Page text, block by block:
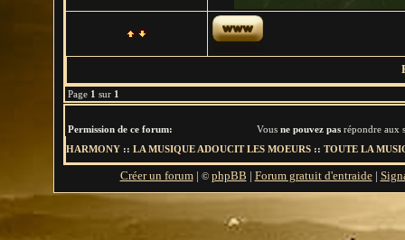
Page 1 sur 1
Permission de ce forum: Vous ne pouvez pas répondre aux
HARMONY :: LA MUSIQUE ADOUCIT LES MOEURS :: TOUTE LA
Créer un forum| © phpBB | Forum gratuit d'entraide|